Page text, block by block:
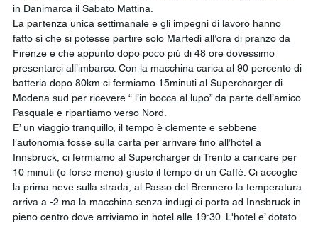
in Danimarca il Sabato Mattina.
La partenza unica settimanale e gli impegni di lavoro hanno
fatto sì che si potesse partire solo Martedì all’ora di pranzo da
Firenze e che appunto dopo poco più di 48 ore dovessimo
presentarci all’imbarco. Con la macchina carica al 90 percento di
batteria dopo 80km ci fermiamo 15minuti al Supercharger di
Modena sud per ricevere “ l’in bocca al lupo” da parte dell’amico
Pasquale e ripartiamo verso Nord.
E’ un viaggio tranquillo, il tempo è clemente e sebbene
l’autonomia fosse sulla carta per arrivare fino all’hotel a
Innsbruck, ci fermiamo al Supercharger di Trento a caricare per
10 minuti (o forse meno) giusto il tempo di un Caffè. Ci accoglie
la prima neve sulla strada, al Passo del Brennero la temperatura
arriva a -2 ma la macchina senza indugi ci porta ad Innsbruck in
pieno centro dove arriviamo in hotel alle 19:30. L'hotel e’ dotato